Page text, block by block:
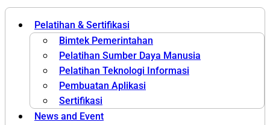
Pelatihan & Sertifikasi
Bimtek Pemerintahan
Pelatihan Sumber Daya Manusia
Pelatihan Teknologi Informasi
Pembuatan Aplikasi
Sertifikasi
News and Event